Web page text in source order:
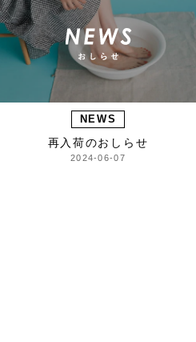
NEWS
再入荷のおしらせ
2024-06-07